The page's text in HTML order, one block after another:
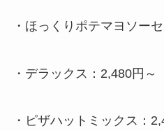
・ ほっくりポテマヨソー
・ デラックス：2,480円～
・ ピザハットミックス：